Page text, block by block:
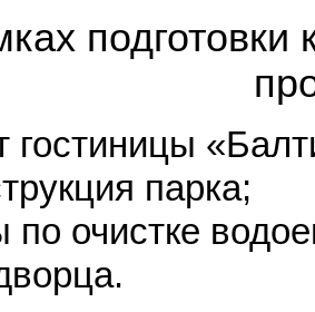
гостиницы
парка;
по очистке